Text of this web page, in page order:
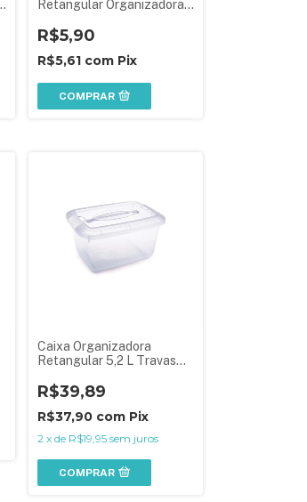
Retangular Organizadora
R$5,90
R$5,61 com Pix
COMPRAR
Caixa Organizadora
Retangular 5,2 L Travas
R$39,89
R$37,90 com Pix
2 x de R$19,95 sem juros
COMPRAR